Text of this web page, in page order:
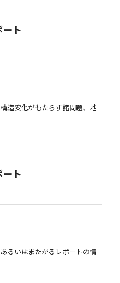
ト
造変化がもたらす諸問題、地
ト
るいはまたがるレポートの情